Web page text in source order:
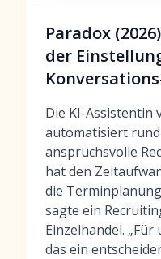
Paradox
der
Die KI-Assistentin
automatisiert
anspruchsvolle
hat den
die
sagte ein
Einzelhandel.
das ein